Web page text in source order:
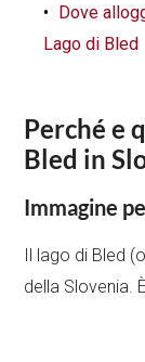
Dove
Lago di Bled
Perché e
Bled in
Immagine
Il lago di Bled
della Slovenia.